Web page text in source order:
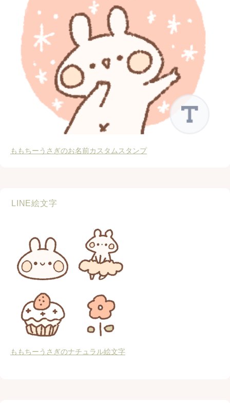
ももちーうさぎのお名前カスタムスタンプ
LINE絵文字
ももちーうさぎのナチュラル絵文字